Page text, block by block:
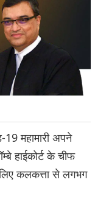
महामारी अपने
हाईकोर्ट के चीफ
कलकत्ता से लगभग